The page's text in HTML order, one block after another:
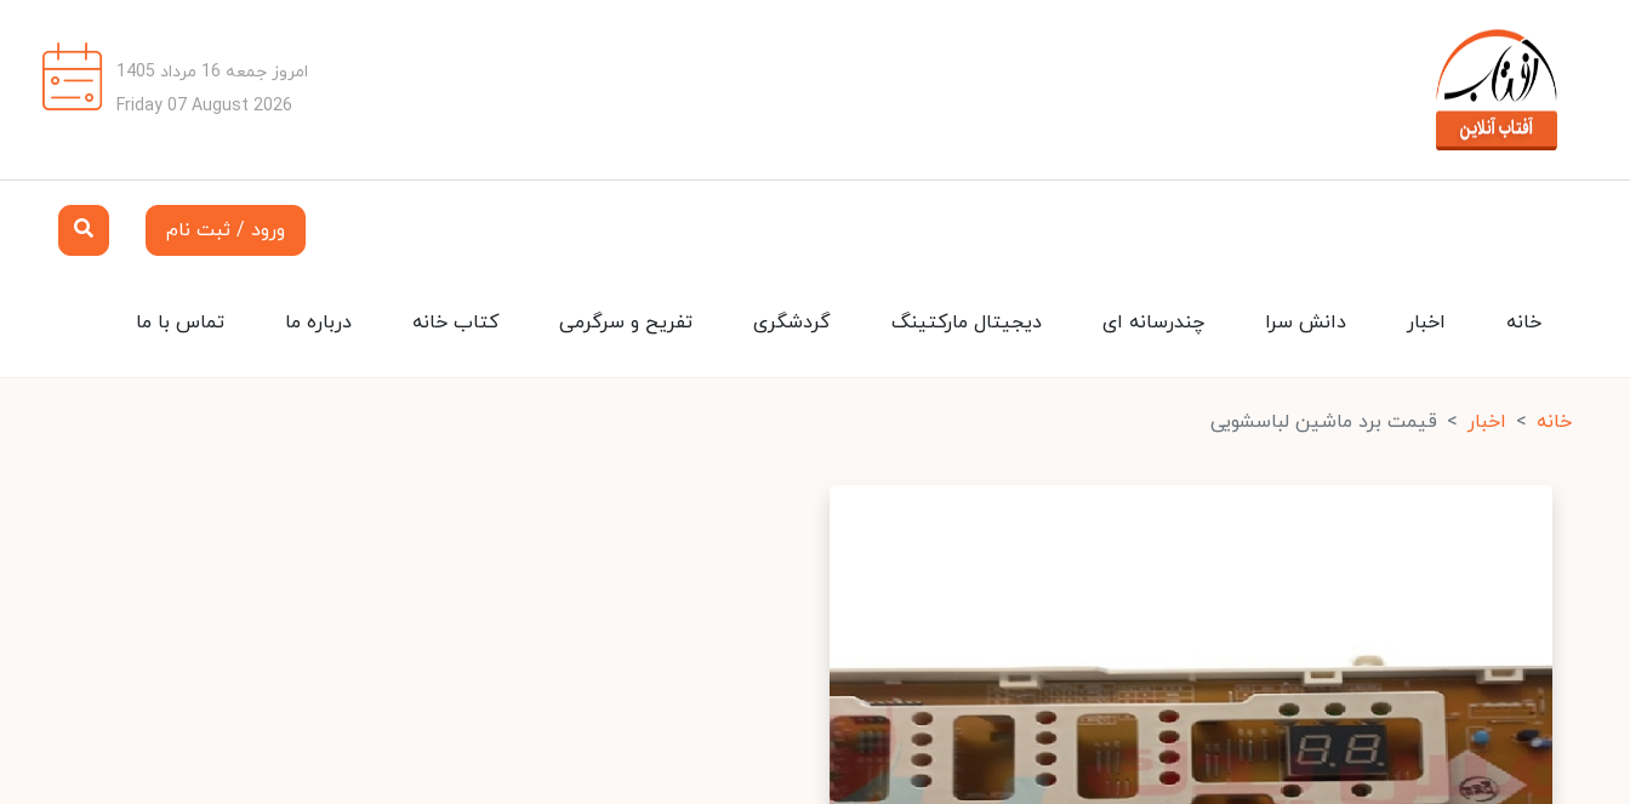
امروز جمعه 16 مرداد 1405
Friday 07 August 2026
ورود / ثبت نام
تماس با ما درباره ما کتاب خانه تفریح و سرگرمی گردشگری دیجیتال مارکتینگ چندرسانه ای دانش سرا اخبار خانه
خانه اخبار قیمت برد ماشین لباسشویی